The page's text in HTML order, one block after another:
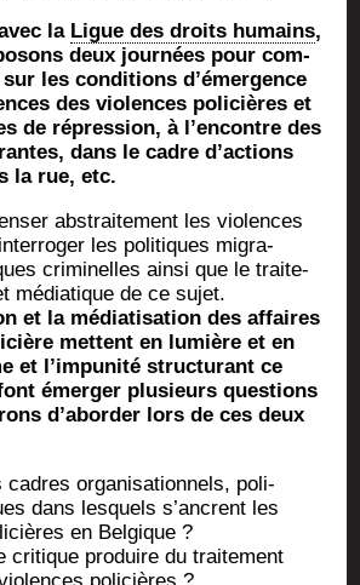
la Ligue des droits humains,
deux jour­nées pour com­
les condi­tions d’émergence
des vio­lences poli­cières et
de répres­sion, à l’encontre des
dans le cadre d’actions
la rue, etc.
abs­trai­te­ment les vio­lences
les poli­tiques migra­
cri­mi­nelles ain­si que le trai­te­
média­tique de ce sujet.
et la média­ti­sa­tion des affaires
mettent en lumière et en
et l’impunité struc­tu­rant ce
émer­ger plu­sieurs ques­tions
d’aborder lors de ces deux
cadres orga­ni­sa­tion­nels, poli­
dans les­quels s’ancrent les
en Bel­gique ?
cri­tique pro­duire du trai­te­ment